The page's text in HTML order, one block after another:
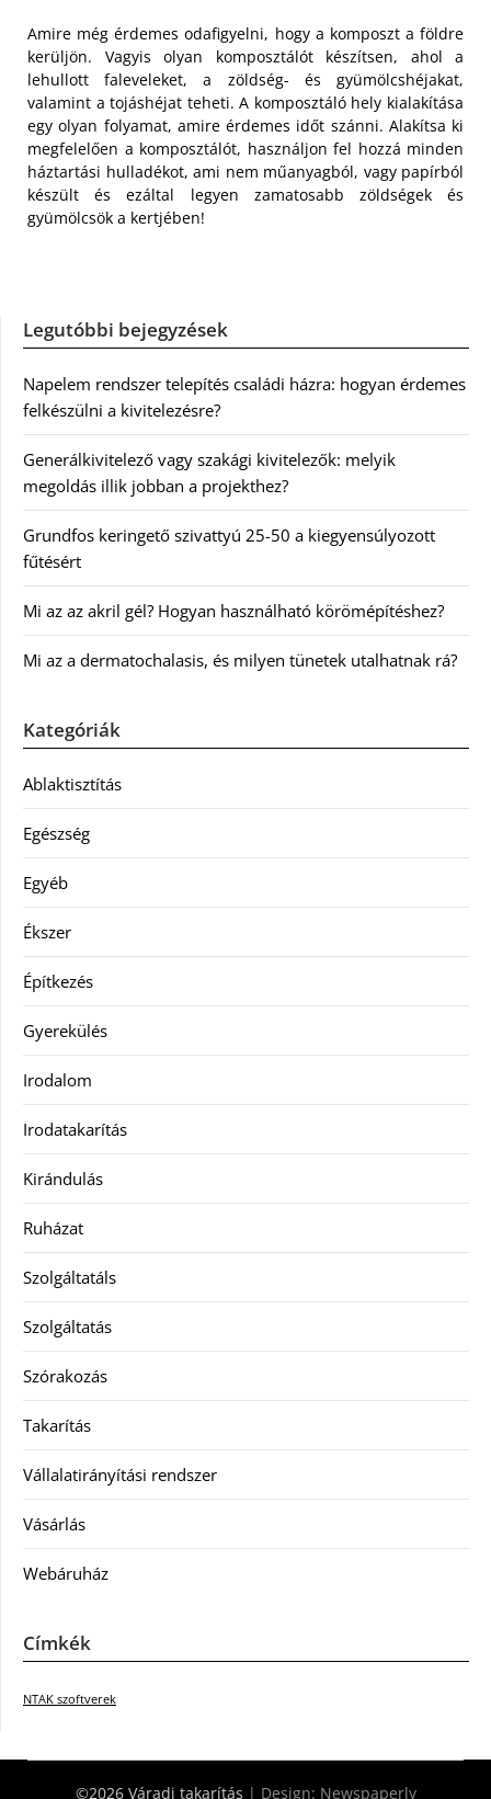
Amire még érdemes odafigyelni, hogy a komposzt a földre
kerüljön. Vagyis olyan komposztálót készítsen, ahol a
lehullott faleveleket, a zöldség- és gyümölcshéjakat,
valamint a tojáshéjat teheti. A komposztáló hely kialakítása
egy olyan folyamat, amire érdemes időt szánni. Alakítsa ki
megfelelően a komposztálót, használjon fel hozzá minden
háztartási hulladékot, ami nem műanyagból, vagy papírból
készült és ezáltal legyen zamatosabb zöldségek és
gyümölcsök a kertjében!
Legutóbbi bejegyzések
Napelem rendszer telepítés családi házra: hogyan érdemes
felkészülni a kivitelezésre?
Generálkivitelező vagy szakági kivitelezők: melyik
megoldás illik jobban a projekthez?
Grundfos keringető szivattyú 25-50 a kiegyensúlyozott
fűtésért
Mi az az akril gél? Hogyan használható körömépítéshez?
Mi az a dermatochalasis, és milyen tünetek utalhatnak rá?
Kategóriák
Ablaktisztítás
Egészség
Egyéb
Ékszer
Építkezés
Gyerekülés
Irodalom
Irodatakarítás
Kirándulás
Ruházat
Szolgáltatáls
Szolgáltatás
Szórakozás
Takarítás
Vállalatirányítási rendszer
Vásárlás
Webáruház
Címkék
NTAK szoftverek
©2026 Váradi takarítás | Design: Newspaperly